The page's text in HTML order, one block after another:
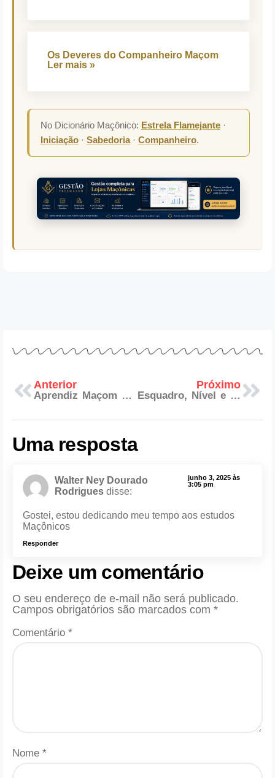
Os Deveres do Companheiro Maçom
Ler mais »
No Dicionário Maçônico: Estrela Flamejante·
Iniciação· Sabedoria· Companheiro.
Anterior
Aprendiz Maçom pode usar Balandrau?
Próximo
Esquadro, Nível e Prumo – As 3 Luzes na maçonaria
Uma resposta
Walter Ney Dourado
Rodrigues disse:
junho 3, 2025 às
3:05 pm
Gostei, estou dedicando meu tempo aos estudos
Maçônicos
Responder
Deixe um comentário
O seu endereço de e-mail não será publicado.
Campos obrigatórios são marcados com *
Comentário *
Nome *